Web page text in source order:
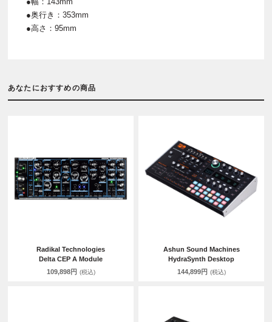
●奥行き：353mm
●高さ：95mm
あなたにおすすめの商品
Radikal Technologies
Delta CEP A Module
109,898円 (税込)
Ashun Sound Machines
HydraSynth Desktop
144,899円 (税込)